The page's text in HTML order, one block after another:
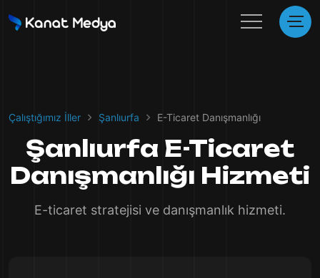
Çalıştığımız İller Şanlıurfa E-Ticaret Danışmanlığı
Şanlıurfa E-Ticaret
Danışmanlığı Hizmeti
E-ticaret stratejisi ve danışmanlık hizmeti.